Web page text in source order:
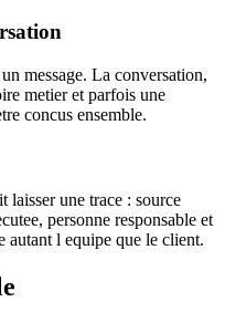
message. La conversation,
metier et parfois une
concus ensemble.
laisser une trace : source
personne responsable et
autant l equipe que le client.